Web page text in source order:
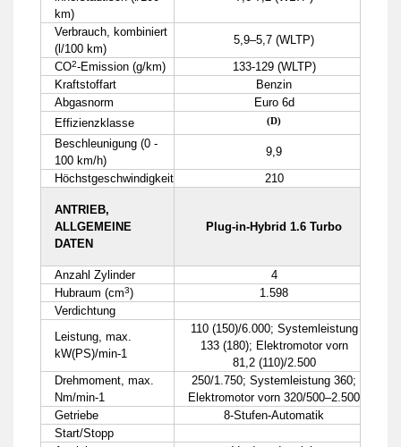
km)
Verbrauch, kombiniert
(l/100 km)
5,9–5,7 (WLTP)
CO2-Emission (g/km)
133-129 (WLTP)
Kraftstoffart
Benzin
Abgasnorm
Euro 6d
Effizienzklasse
(D)
Beschleunigung (0 -
100 km/h)
9,9
Höchstgeschwindigkeit
210
ANTRIEB,
ALLGEMEINE
DATEN
Plug-in-Hybrid 1.6 Turbo
Anzahl Zylinder
4
Hubraum (cm3)
1.598
Verdichtung
Leistung, max.
kW(PS)/min-1
110 (150)/6.000; Systemleistung
133 (180); Elektromotor vorn
81,2 (110)/2.500
Drehmoment, max.
Nm/min-1
250/1.750; Systemleistung 360;
Elektromotor vorn 320/500–2.500
Getriebe
8-Stufen-Automatik
Start/Stopp